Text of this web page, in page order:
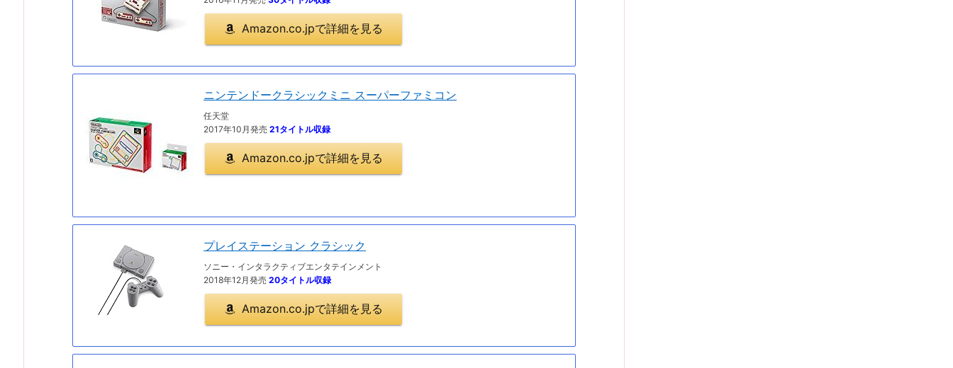
Amazon.co.jpで詳細を見る
ニンテンドークラシックミニ スーパーファミコン
任天堂
2017年10月発売 21タイトル収録
Amazon.co.jpで詳細を見る
プレイステーション クラシック
ソニー・インタラクティブエンタテインメント
2018年12月発売 20タイトル収録
Amazon.co.jpで詳細を見る